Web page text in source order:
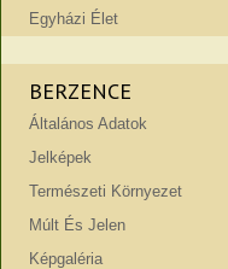
Egyházi Élet
BERZENCE
Általános Adatok
Jelképek
Természeti Környezet
Múlt És Jelen
Képgaléria